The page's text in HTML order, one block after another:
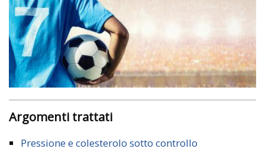
Argomenti trattati
Pressione e colesterolo sotto controllo